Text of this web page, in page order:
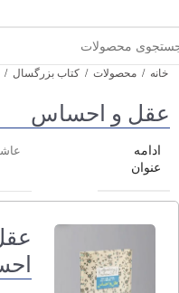
خانه / محصولات / کتاب بزرگسال /
عقل و احساس
ادامه
عنوان